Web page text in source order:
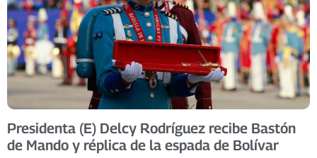
Presidenta (E) Delcy Rodríguez recibe Bastón
de Mando y réplica de la espada de Bolívar